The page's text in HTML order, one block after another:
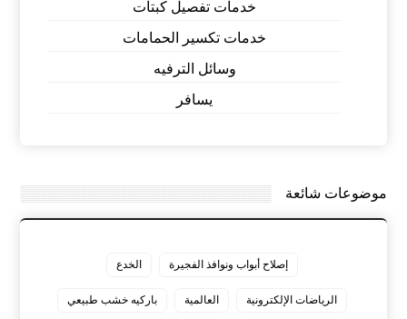
خدمات تفصيل كبتات
خدمات تكسير الحمامات
وسائل الترفيه
يسافر
موضوعات شائعة
إصلاح أبواب ونوافذ الفجيرة الخدع
الرياضات الإلكترونية العالمية باركيه خشب طبيعي